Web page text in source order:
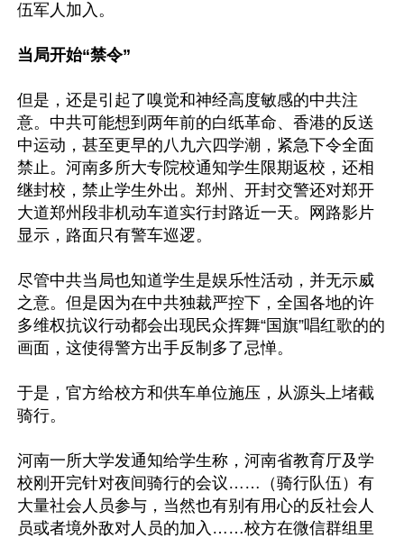
伍军人加入。
当局开始“禁令”
但是，还是引起了嗅觉和神经高度敏感的中共注
意。中共可能想到两年前的白纸革命、香港的反送
中运动，甚至更早的八九六四学潮，紧急下令全面
禁止。河南多所大专院校通知学生限期返校，还相
继封校，禁止学生外出。郑州、开封交警还对郑开
大道郑州段非机动车道实行封路近一天。网路影片
显示，路面只有警车巡逻。
尽管中共当局也知道学生是娱乐性活动，并无示威
之意。但是因为在中共独裁严控下，全国各地的许
多维权抗议行动都会出现民众挥舞“国旗”唱红歌的的
画面，这使得警方出手反制多了忌惮。
于是，官方给校方和供车单位施压，从源头上堵截
骑行。
河南一所大学发通知给学生称，河南省教育厅及学
校刚开完针对夜间骑行的会议……（骑行队伍）有
大量社会人员参与，当然也有别有用心的反社会人
员或者境外敌对人员的加入……校方在微信群组里